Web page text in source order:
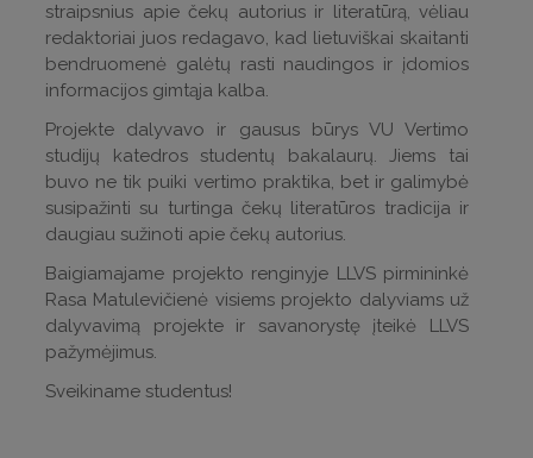
straipsnius apie čekų autorius ir literatūrą, vėliau
redaktoriai juos redagavo, kad lietuviškai skaitanti
bendruomenė galėtų rasti naudingos ir įdomios
informacijos gimtąja kalba.
Projekte dalyvavo ir gausus būrys VU Vertimo
studijų katedros studentų bakalaurų. Jiems tai
buvo ne tik puiki vertimo praktika, bet ir galimybė
susipažinti su turtinga čekų literatūros tradicija ir
daugiau sužinoti apie čekų autorius.
Baigiamajame projekto renginyje LLVS pirmininkė
Rasa Matulevičienė visiems projekto dalyviams už
dalyvavimą projekte ir savanorystę įteikė LLVS
pažymėjimus.
Sveikiname studentus!